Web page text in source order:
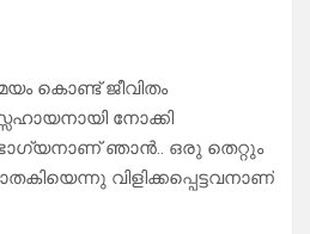
കൊണ്ട് ജീവിതം
നോക്കി
ഞാൻ.. ഒരു തെറ്റും
വിളിക്കപ്പെട്ടവനാണ്